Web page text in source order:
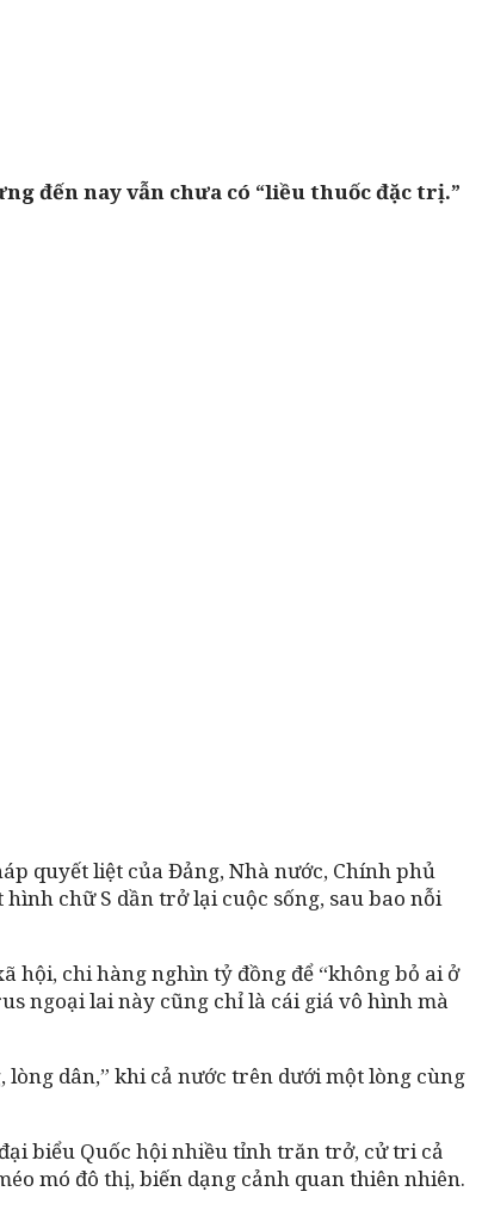
đến nay vẫn chưa có “liều thuốc đặc trị.”
quyết liệt của Đảng, Nhà nước, Chính phủ
chữ S dần trở lại cuộc sống, sau bao nỗi
hội, chi hàng nghìn tỷ đồng để “không bỏ ai ở
ngoại lai này cũng chỉ là cái giá vô hình mà
dân,” khi cả nước trên dưới một lòng cùng
biểu Quốc hội nhiều tỉnh trăn trở, cử tri cả
mó đô thị, biến dạng cảnh quan thiên nhiên.